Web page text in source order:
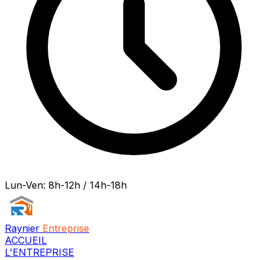
Lun-Ven: 8h-12h / 14h-18h
Raynier Entreprise
ACCUEIL
L'ENTREPRISE